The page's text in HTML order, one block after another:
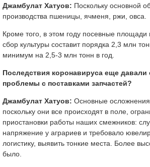
Джамбулат Хатуов: Поскольку основной
производства пшеницы, ячменя, ржи, овса.
Кроме того, в этом году посевные
сбор культуры составит порядка 2,3 млн
минимум на 2,5-3 млн тонн в год.
Последствия коронавируса еще
проблемы с поставками запчастей?
Джамбулат Хатуов: Основные
поскольку они все происходят в поле,
приостановки работы наших смежников:
напряжение у аграриев и требовало
логистику, выявить тонкие места. Более
было.